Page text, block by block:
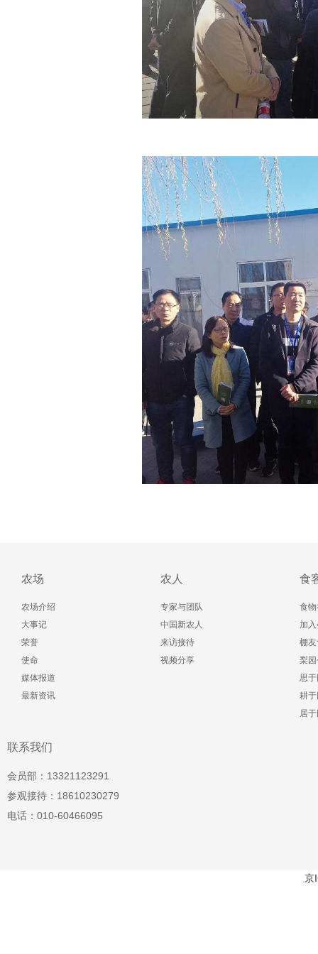
农场
农场介绍
大事记
荣誉
使命
媒体报道
最新资讯
农人
专家与团队
中国新农人
来访接待
视频分享
食
食
加
棚
梨
思
耕
居
联系我们
会员部：13321123291
参观接待：18610230279
电话：010-60466095
京